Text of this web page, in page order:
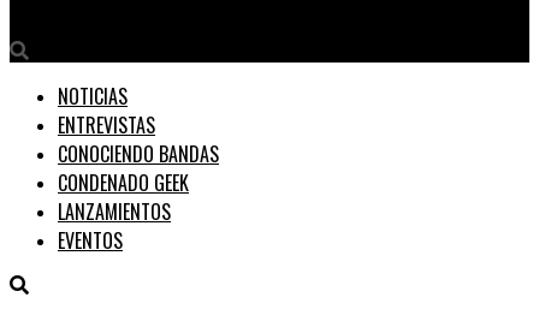
NOTICIAS
ENTREVISTAS
CONOCIENDO BANDAS
CONDENADO GEEK
LANZAMIENTOS
EVENTOS